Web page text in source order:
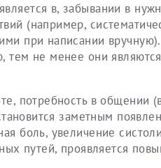
в, забывании в
(например,
при написании
тем не менее они
потребность в общении
заметным
боль, увеличение
путей, проявляется